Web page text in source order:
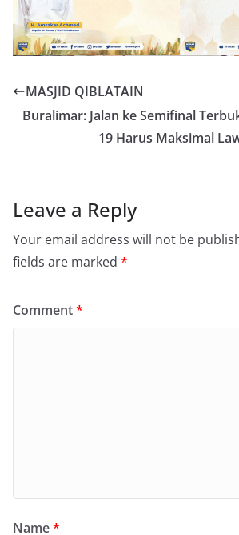
MASJID QIBLATAIN
Buralimar: Jalan ke Semifinal
19 Harus Maksimal
Leave a Reply
Your email address will not be
fields are marked *
Comment*
Name*